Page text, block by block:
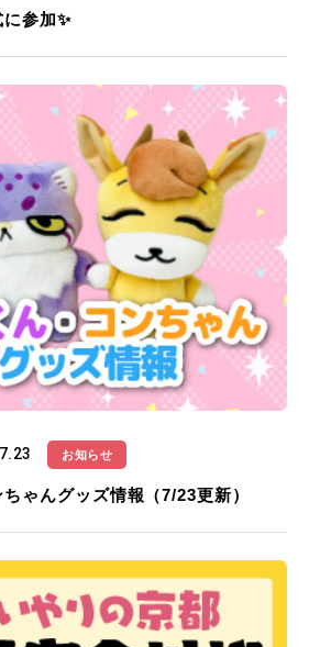
参加✨
お知らせ
ゃんグッズ情報（7/23更新）